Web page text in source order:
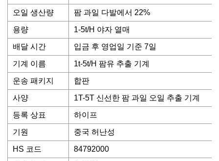
오일 생산량 팜 과일 다발에서 22%
용량 1-5t/H 야자 열매
배달 시간 입금 후 영업일 기준 7일
기계 이름 1t-5t/H 팜유 추출 기계
운송 패키지 합판
사양 1T-5T 신선한 팜 과일 오일 추출 기계
등록 상표 하이프
기원 중국 허난성
HS 코드 84792000